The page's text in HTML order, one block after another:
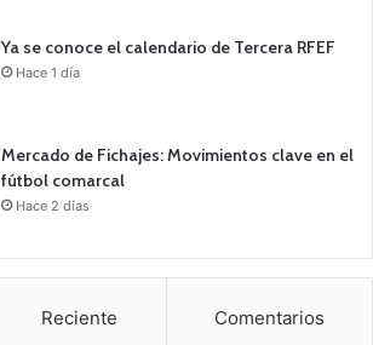
Ya se conoce el calendario de Tercera RFEF
Hace 1 día
Mercado de Fichajes: Movimientos clave en el
fútbol comarcal
Hace 2 días
Reciente Comentarios